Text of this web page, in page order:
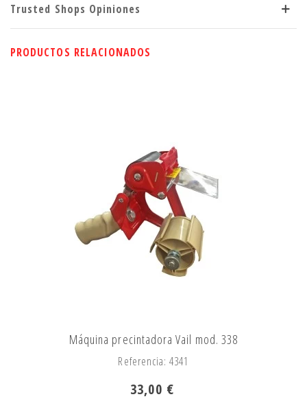
Trusted Shops Opiniones
PRODUCTOS RELACIONADOS
Máquina precintadora Vail mod. 338
Referencia: 4341
33,00 €